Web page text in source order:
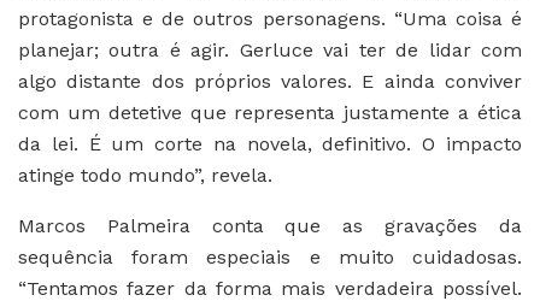
protagonista e de outros personagens. “Uma coisa é
planejar; outra é agir. Gerluce vai ter de lidar com
algo distante dos próprios valores. E ainda conviver
com um detetive que representa justamente a ética
da lei. É um corte na novela, definitivo. O impacto
atinge todo mundo”, revela.
Marcos Palmeira conta que as gravações da
sequência foram especiais e muito cuidadosas.
“Tentamos fazer da forma mais verdadeira possível.